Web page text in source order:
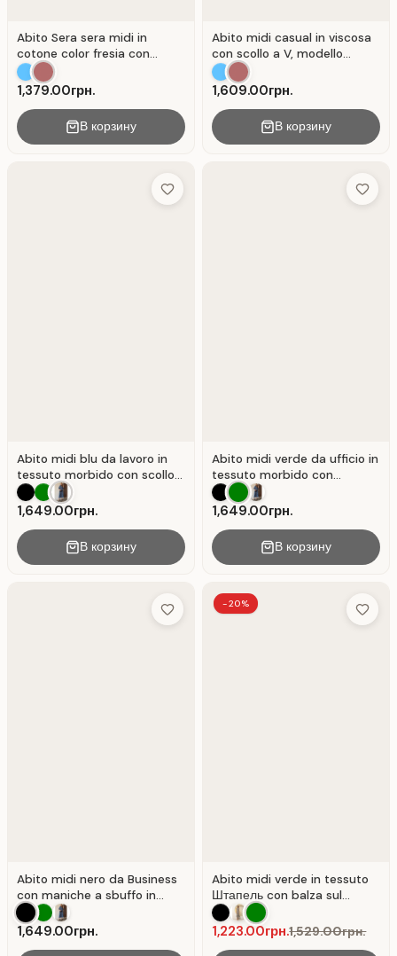
Abito Sera sera midi in
cotone color fresia con
spacco . Fresatura.
1,379.00грн.
В корзину
Abito midi casual in viscosa
con scollo a V, modello
Fresatura.
1,609.00грн.
В корзину
Add to Wish List
Abito midi blu da lavoro in
tessuto morbido con scollo
a V. Blu .
1,649.00грн.
В корзину
Add to
Abito midi verde da ufficio in
tessuto morbido con
maniche a sbuffo . Verde.
1,649.00грн.
В корзину
Add to Wish List
Abito midi nero da Business
con maniche a sbuffo in
tessuto Nero. Nero.
1,649.00грн.
-20%
Add to
Abito midi verde in tessuto
Штапель con balza sul
fondo. Verde.
1,223.00грн.1,529.00грн.